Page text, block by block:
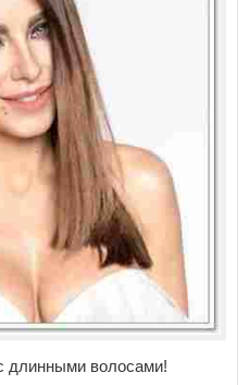
длинными волосами!